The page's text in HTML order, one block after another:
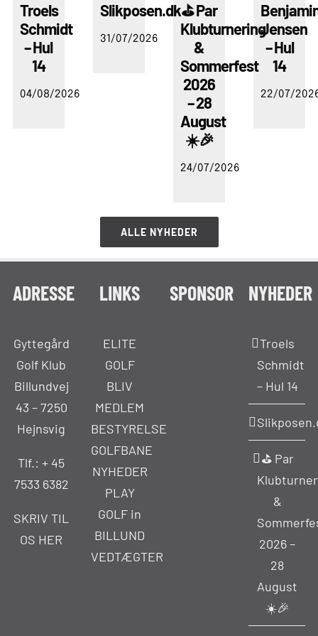
Troels
Schmidt
– Hul
14
04/08/2026
Slikposen.dk
31/07/2026
⛳ Par
Klubturnering
&
Sommerfest
2026
– 28
August
☀️🎉
24/07/2026
Jensen
– Hul
14
22/07/
ALLE NYHEDER
ADRESSE
Gyttegård
Golf Klub
Billundvej
43 – 7250
Hejnsvig
Tlf.: + 45
7533 6382
SKRIV TIL
OS HER
LINKS
ELITE
GOLF
BLIV
MEDLEM
BESTYRELSE
GOLFBANE
NYHEDER
PLAY
GOLF in
BILLUND
VEDTÆGTER
SPONSOR NYHEDER
Troels
Schmidt
– Hul 14
⛳ Par
&
2026 –
28
August
☀️🎉